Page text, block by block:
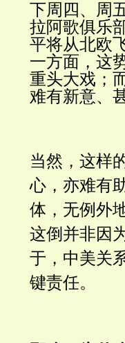
下周四、周
拉阿歌俱乐
平将从北欧
一方面，这
重头大戏；
难有新意、
当然，这样
心，亦难有
体，无例外
这倒并非因
于，中美关
键责任。